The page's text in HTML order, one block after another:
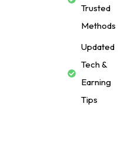
Trusted
Methods
Updated
Tech &
Earning
Tips